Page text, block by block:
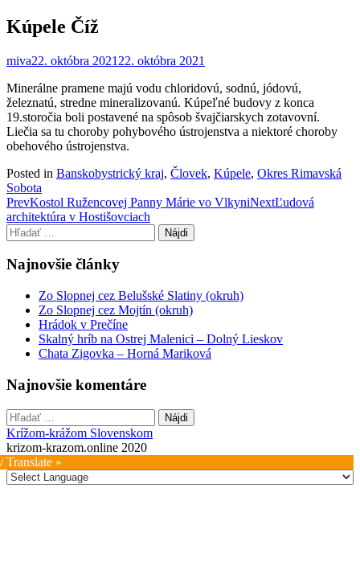
Kúpele Číž
miva22. októbra 2021 22. októbra 2021
Minerálne pramene majú vodu chloridovú, sodnú, jódovú,
železnatú, stredne mineralizovanú. Kúpeľné budovy z konca
19.storočia boli postavené na spôsob švajčiarskych zotavovní.
Liečia sa tu choroby pohybového ústrojenstva a niektoré choroby
obehového ústrojenstva.
Posted in Banskobystrický kraj, Človek, Kúpele, Okres Rimavská
Sobota
Post
navigation
PrevKostol Ružencovej Panny Márie vo VlkyniNextĽudová
architektúra v Hostišovciach
Hľadať:
Najnovšie články
Zo Slopnej cez Belušské Slatiny (okruh)
Zo Slopnej cez Mojtín (okruh)
Hrádok v Prečíne
Skalný hríb na Ostrej Malenici – Dolný Lieskov
Chata Zigovka – Horná Mariková
Najnovšie komentáre
Hľadať:
Krížom-krážom Slovenskom
krizom-krazom.online 2020
Translate »